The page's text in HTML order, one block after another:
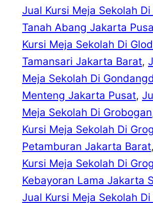
Jual Kursi Meja Sekolah Di
Tanah Abang Jakarta
Kursi Meja Sekolah Di
Tamansari Jakarta Barat,
Meja Sekolah Di
Menteng Jakarta Pusat,
Meja Sekolah Di Grobogan
Kursi Meja Sekolah Di
Petamburan Jakarta Barat,
Kursi Meja Sekolah Di
Kebayoran Lama Jakarta
Jual Kursi Meja Sekolah